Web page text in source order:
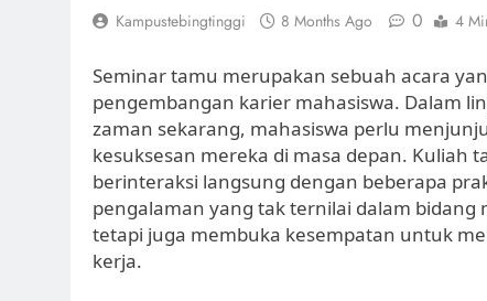
Kampustebingtinggi 8 Months Ago 0 4
Seminar tamu merupakan sebuah acara
pengembangan karier mahasiswa. Dalam
zaman sekarang, mahasiswa perlu
kesuksesan mereka di masa depan. Kuliah
berinteraksi langsung dengan beberapa
pengalaman yang tak ternilai dalam
tetapi juga membuka kesempatan untuk
kerja.